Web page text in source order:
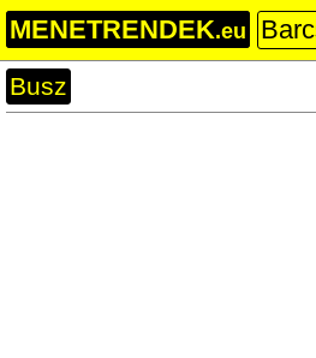
MENETRENDEK.eu
Busz